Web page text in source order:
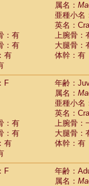
属名：
亜種小名
英名：
：有
上腕骨：
：有
大腿骨：
有
体幹：有
F
年齢：
属名：
亜種小名
英名：
：有
上腕骨：
：有
大腿骨：
有
体幹：有
F
年齢：
属名：